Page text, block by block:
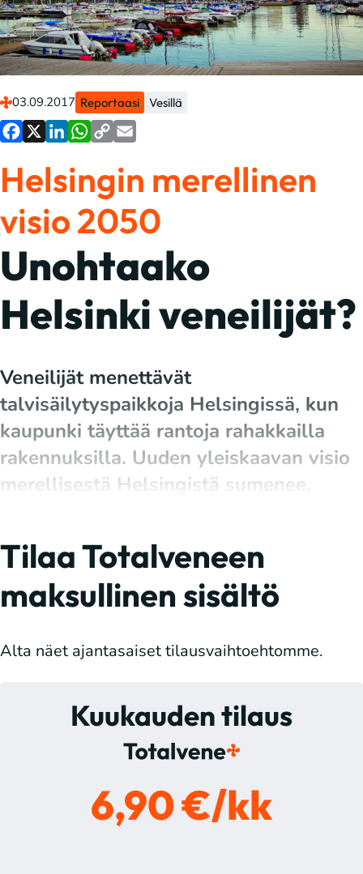
03.09.2017 Reportaasi Vesillä
Link
Helsingin merellinen
visio 2050
Unohtaako
Helsinki veneilijät?
Veneilijät menettävät
talvisäilytyspaikkoja Helsingissä, kun
kaupunki täyttää rantoja rahakkailla
rakennuksilla. Uuden yleiskaavan visio
merellisestä Helsingistä sumenee.
Tilaa Totalveneen
maksullinen sisältö
Alta näet ajantasaiset tilausvaihtoehtomme.
Kuukauden tilaus
6,90 €/kk